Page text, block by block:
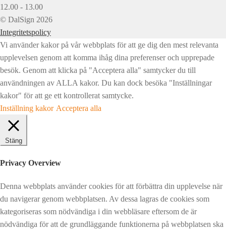
12.00 - 13.00
© DalSign 2026
Integritetspolicy
Vi använder kakor på vår webbplats för att ge dig den mest relevanta
upplevelsen genom att komma ihåg dina preferenser och upprepade
besök. Genom att klicka på "Acceptera alla" samtycker du till
användningen av ALLA kakor. Du kan dock besöka "Inställningar
kakor" för att ge ett kontrollerat samtycke.
Inställning kakor Acceptera alla
Stäng
Privacy Overview
Denna webbplats använder cookies för att förbättra din upplevelse när
du navigerar genom webbplatsen. Av dessa lagras de cookies som
kategoriseras som nödvändiga i din webbläsare eftersom de är
nödvändiga för att de grundläggande funktionerna på webbplatsen ska